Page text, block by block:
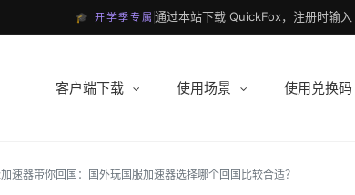
🎓 开学季专属 通过本站下载 QuickFox，注册时输入
客户端下载 使用场景 使用兑换码
速器带你回国：国外玩国服加速器选择哪个回国比较合适？